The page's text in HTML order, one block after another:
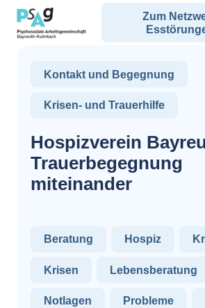
Zum
Kontakt und Begegnung
Krisen- und Trauerhilfe
Hospizverein
Trauerbegegnung
miteinander
Beratung Hospiz
Krisen Lebensberatung
Notlagen Probleme